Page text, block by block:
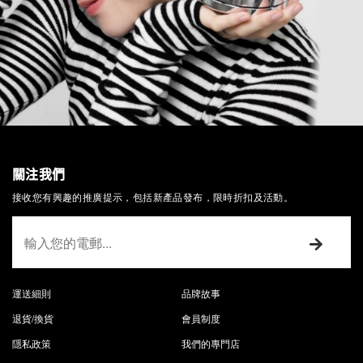
關注我們
接收您有興趣的推廣提示，包括新產品發布，限時折扣及活動。
運送細則
退貨/換貨
隱私政策
品牌故事
會員制度
我們的專門店